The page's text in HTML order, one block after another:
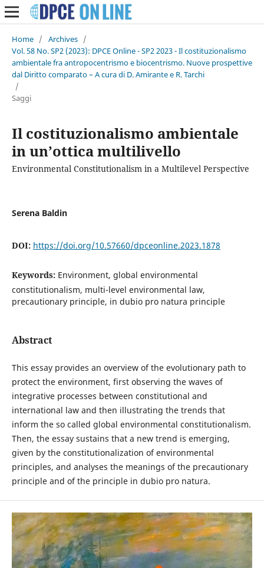
Home / Archives /
Vol. 58 No. SP2 (2023): DPCE Online - SP2 2023 - Il costituzionalismo
ambientale fra antropocentrismo e biocentrismo. Nuove prospettive
dal Diritto comparato – A cura di D. Amirante e R. Tarchi
/
Saggi
Il costituzionalismo ambientale
in un’ottica multilivello
Environmental Constitutionalism in a Multilevel Perspective
Serena Baldin
DOI: https://doi.org/10.57660/dpceonline.2023.1878
Keywords: Environment, global environmental
constitutionalism, multi-level environmental law,
precautionary principle, in dubio pro natura principle
Abstract
This essay provides an overview of the evolutionary path to
protect the environment, first observing the waves of
integrative processes between constitutional and
international law and then illustrating the trends that
inform the so called global environmental constitutionalism.
Then, the essay sustains that a new trend is emerging,
given by the constitutionalization of environmental
principles, and analyses the meanings of the precautionary
principle and of the principle in dubio pro natura.